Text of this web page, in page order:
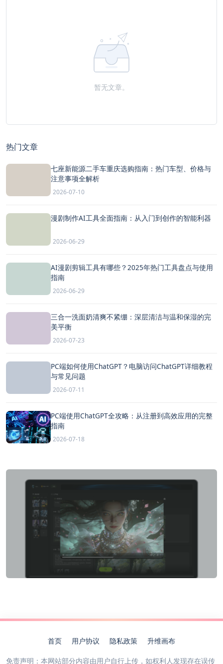
暂无文章。
热门文章
七座新能源二手车重庆选购指南：热门车型、价格与
注意事项全解析
2026-07-10
漫剧制作AI工具全面指南：从入门到创作的智能利器
2026-06-29
AI漫剧剪辑工具有哪些？2025年热门工具盘点与使用
指南
2026-06-29
三合一洗面奶清爽不紧绷：深层清洁与温和保湿的完
美平衡
2026-07-23
PC端如何使用ChatGPT？电脑访问ChatGPT详细教程
与常见问题
2026-07-11
PC端使用ChatGPT全攻略：从注册到高效应用的完整
指南
2026-07-18
首页 用户协议 隐私政策 升维画布
免责声明：本网站部分内容由用户自行上传，如权利人发现存在误传